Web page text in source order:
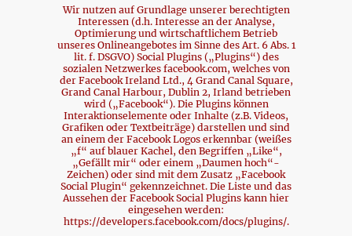
Wir nutzen auf Grundlage unserer berechtigten
Interessen (d.h. Interesse an der Analyse,
Optimierung und wirtschaftlichem Betrieb
unseres Onlineangebotes im Sinne des Art. 6 Abs. 1
lit. f. DSGVO) Social Plugins („Plugins“) des
sozialen Netzwerkes facebook.com, welches von
der Facebook Ireland Ltd., 4 Grand Canal Square,
Grand Canal Harbour, Dublin 2, Irland betrieben
wird („Facebook“). Die Plugins können
Interaktionselemente oder Inhalte (z.B. Videos,
Grafiken oder Textbeiträge) darstellen und sind
an einem der Facebook Logos erkennbar (weißes
„f“ auf blauer Kachel, den Begriffen „Like“,
„Gefällt mir“ oder einem „Daumen hoch“-
Zeichen) oder sind mit dem Zusatz „Facebook
Social Plugin“ gekennzeichnet. Die Liste und das
Aussehen der Facebook Social Plugins kann hier
eingesehen werden:
https://developers.facebook.com/docs/plugins/.